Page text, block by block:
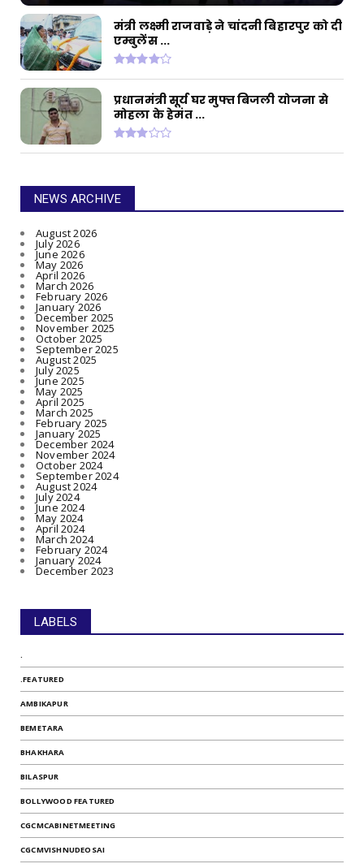
मंत्री लक्ष्मी राजवाड़े ने चांदनी बिहारपुर को दी
एम्बुलेंस ...
प्रधानमंत्री सूर्य घर मुफ्त बिजली योजना से
मोहला के हेमंत ...
NEWS ARCHIVE
August 2026
July 2026
June 2026
May 2026
April 2026
March 2026
February 2026
January 2026
December 2025
November 2025
October 2025
September 2025
August 2025
July 2025
June 2025
May 2025
April 2025
March 2025
February 2025
January 2025
December 2024
November 2024
October 2024
September 2024
August 2024
July 2024
June 2024
May 2024
April 2024
March 2024
February 2024
January 2024
December 2023
LABELS
.
.FEATURED
AMBIKAPUR
BEMETARA
BHAKHARA
BILASPUR
BOLLYWOOD FEATURED
CGCMCABINETMEETING
CGCMVISHNUDEOSAI